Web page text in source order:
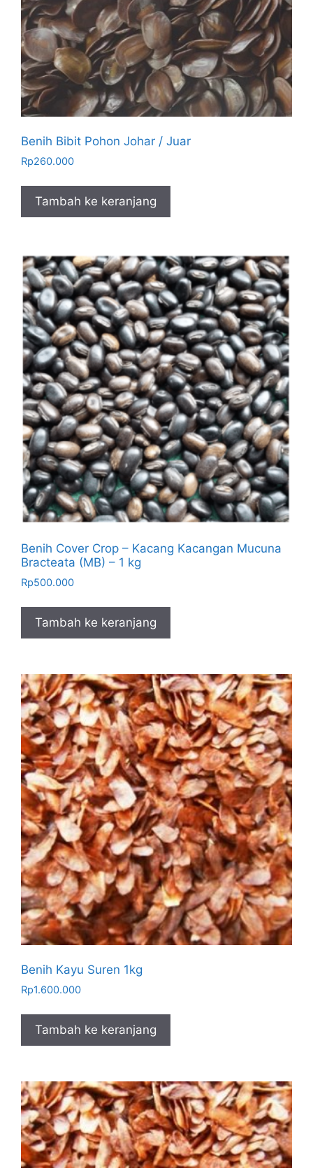
Benih Bibit Pohon Johar / Juar
Rp260.000
Tambah ke keranjang
Benih Cover Crop – Kacang Kacangan Mucuna
Bracteata (MB) – 1 kg
Rp500.000
Tambah ke keranjang
Benih Kayu Suren 1kg
Rp1.600.000
Tambah ke keranjang